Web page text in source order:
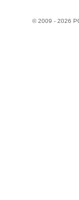
© 2009 - 2026